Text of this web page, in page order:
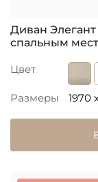
Диван
спальным
Цвет
Размеры 1970